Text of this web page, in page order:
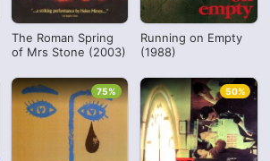
The Roman Spring
of Mrs Stone (2003)
Running on Empty
(1988)
75% 50%